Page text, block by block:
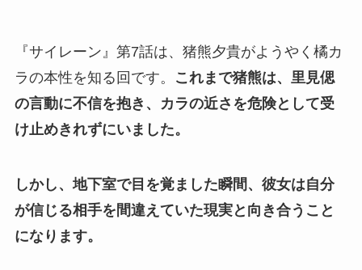
『サイレーン』第7話は、猪熊夕貴がようやく橘カ
ラの本性を知る回です。
これまで猪熊は、里見偲
の言動に不信を抱き、カラの近さを危険として受
け止めきれずにいました。
しかし、地下室で目を覚ました瞬間、彼女は自分
が信じる相手を間違えていた現実と向き合うこと
になります。